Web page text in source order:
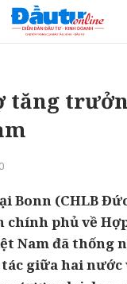
tăng
Bonn (CHLB
chính phủ về
Nam đã thống
giữa hai nước